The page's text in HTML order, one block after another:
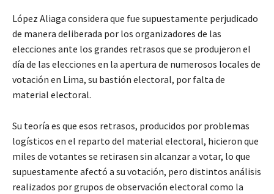
López Aliaga considera que fue supuestamente perjudicado
de manera deliberada por los organizadores de las
elecciones ante los grandes retrasos que se produjeron el
día de las elecciones en la apertura de numerosos locales de
votación en Lima, su bastión electoral, por falta de
material electoral.
Su teoría es que esos retrasos, producidos por problemas
logísticos en el reparto del material electoral, hicieron que
miles de votantes se retirasen sin alcanzar a votar, lo que
supuestamente afectó a su votación, pero distintos análisis
realizados por grupos de observación electoral como la